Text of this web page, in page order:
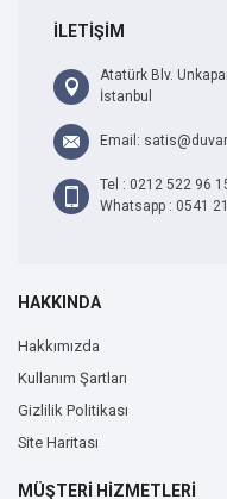
İLETİŞİM
Atatürk Blv.
İstanbul
Email:
Tel : 0212 522 96
Whatsapp : 0541
HAKKINDA
Hakkımızda
Kullanım Şartları
Gizlilik Politikası
Site Haritası
MÜŞTERİ HİZMETLERİ